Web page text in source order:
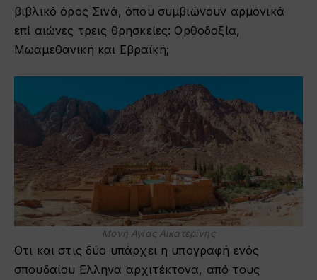
βιβλικό όρος Σινά, όπου συμβιώνουν αρμονικά
επί αιώνες τρεις θρησκείες: Ορθοδοξία,
Μωαμεθανική και Εβραϊκή;
Μονή Αγίας Αικατερίνης
Οτι και στις δύο υπάρχει η υπογραφή ενός
σπουδαίου Ελληνα αρχιτέκτονα, από τους